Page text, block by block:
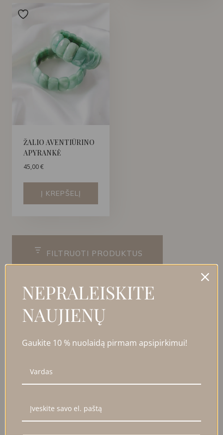
ŽALIO AVENTIŪRINO
APYRANKĖ
45,00€
Į KREPŠELĮ
FILTRUOTI PRODUKTUS
UŽDARYTI
FILTRAI
Kategorija
Dovanų idėjos
Iki 100 Eur
NEPRALEISKITE
NAUJIENŲ
Gaukite 10 % nuolaidą pirmam apsipirkimui!